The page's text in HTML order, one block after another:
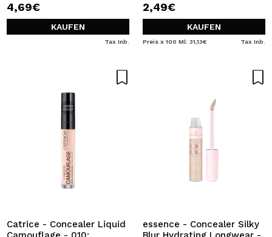
4,69€
KAUFEN
Tax Inb.
2,49€
KAUFEN
Preis x 100 Ml: 31,13€ Tax Inb.
Catrice - Concealer Liquid
essence - Concealer Silky